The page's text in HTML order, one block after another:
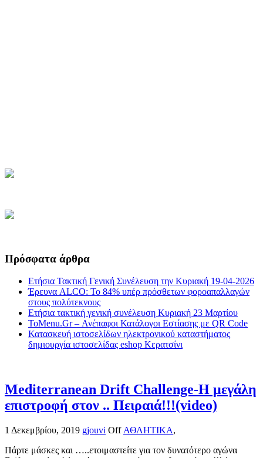
Πρόσφατα άρθρα
Ετήσια Τακτική Γενική Συνέλευση την Κυριακή 19-04-2026
Έρευνα ALCO: Το 84% υπέρ πρόσθετων φοροαπαλλαγών
στους πολύτεκνους
Ετήσια τακτική γενική συνέλευση Κυριακή 23 Μαρτίου
ToMenu.Gr – Ανέπαφοι Κατάλογοι Εστίασης με QR Code
Κατασκευή ιστοσελίδων ηλεκτρονικού καταστήματος
δημιουργία ιστοσελίδας eshop Κερατσίνι
Mediterranean Drift Challenge-Η μεγάλη
επιστροφή στον .. Πειραιά!!!(video)
1 Δεκεμβρίου, 2019 gjouvi Off ΑΘΛΗΤΙΚΑ,
Πάρτε μάσκες και …..ετοιμαστείτε για τον δυνατότερο αγώνα